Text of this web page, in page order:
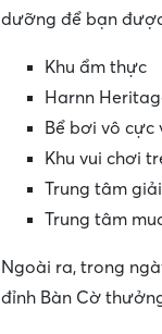
dưỡng để bạn
Khu ẩm thực
Harnn
Bể bơi vô cực
Khu vui chơi
Trung tâm
Trung tâm
Ngoài ra, trong
đỉnh Bàn Cờ